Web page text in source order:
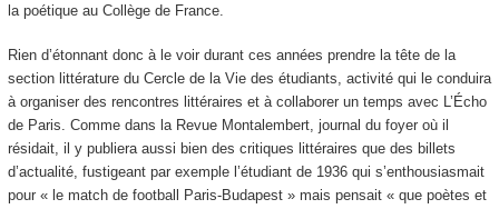
la poétique au Collège de France.
Rien d’étonnant donc à le voir durant ces années prendre la tête de la
section littérature du Cercle de la Vie des étudiants, activité qui le conduira
à organiser des rencontres littéraires et à collaborer un temps avec L’Écho
de Paris. Comme dans la Revue Montalembert, journal du foyer où il
résidait, il y publiera aussi bien des critiques littéraires que des billets
d’actualité, fustigeant par exemple l’étudiant de 1936 qui s’enthousiasmait
pour « le match de football Paris-Budapest » mais pensait « que poètes et